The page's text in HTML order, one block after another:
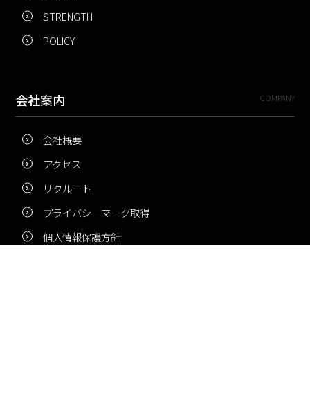
STRENGTH
POLICY
会社案内 COMPANY
会社概要
アクセス
リクルート
プライバシーマーク取得
個人情報保護方針